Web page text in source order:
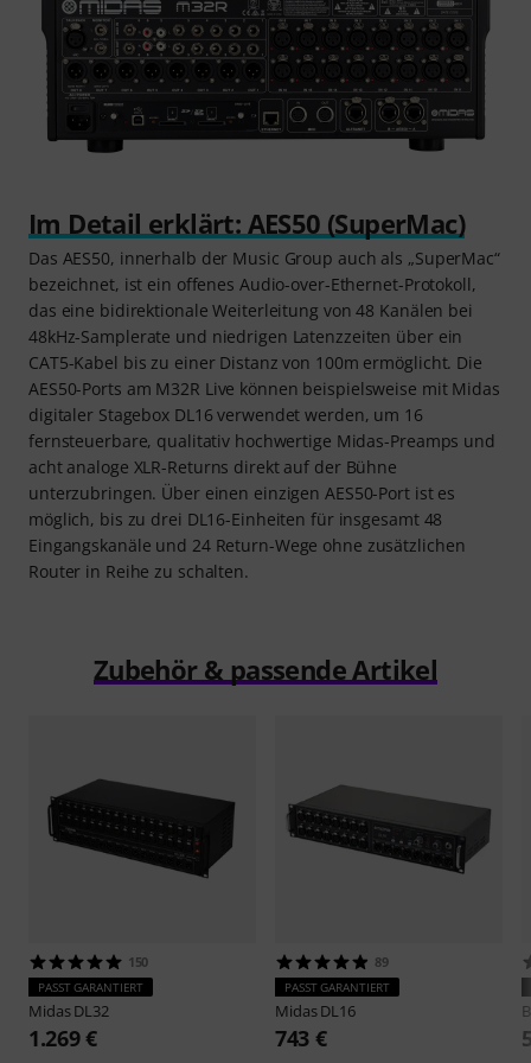
Im Detail erklärt: AES50 (SuperMac)
Das AES50, innerhalb der Music Group auch als „SuperMac“
bezeichnet, ist ein offenes Audio-over-Ethernet-Protokoll,
das eine bidirektionale Weiterleitung von 48 Kanälen bei
48kHz-Samplerate und niedrigen Latenzzeiten über ein
CAT5-Kabel bis zu einer Distanz von 100m ermöglicht. Die
AES50-Ports am M32R Live können beispielsweise mit Midas
digitaler Stagebox DL16 verwendet werden, um 16
fernsteuerbare, qualitativ hochwertige Midas-Preamps und
acht analoge XLR-Returns direkt auf der Bühne
unterzubringen. Über einen einzigen AES50-Port ist es
möglich, bis zu drei DL16-Einheiten für insgesamt 48
Eingangskanäle und 24 Return-Wege ohne zusätzlichen
Router in Reihe zu schalten.
Zubehör & passende Artikel
150
PASST GARANTIERT
MidasDL32
1.269 €
89
PASST GARANTIERT
MidasDL16
743 €